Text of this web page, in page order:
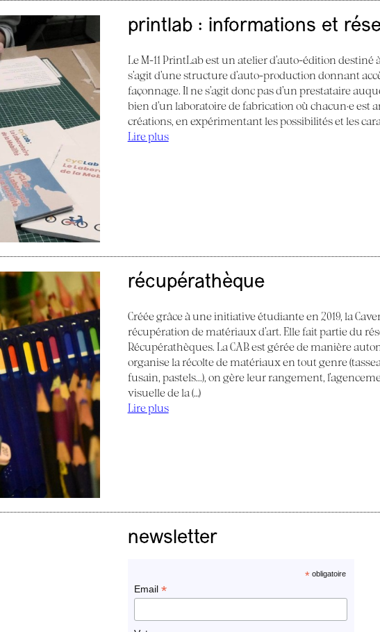
printlab : informations et
Le M-11 PrintLab est un atelier d’auto-édition destiné
s’agit d’une structure d’auto-production donnant
façonnage. Il ne s’agit donc pas d’un prestataire
bien d’un laboratoire de fabrication où chacun·e est
créations, en expérimentant les possibilités et les
Lire plus
récupérathèque
Créée grâce à une initiative étudiante en 2019, la
récupération de matériaux d’art. Elle fait partie du
Récupérathèques. La CAB est gérée de manière
organise la récolte de matériaux en tout genre
fusain, pastels...), on gère leur rangement,
visuelle de la (…)
Lire plus
newsletter
*obligatoire
Email*